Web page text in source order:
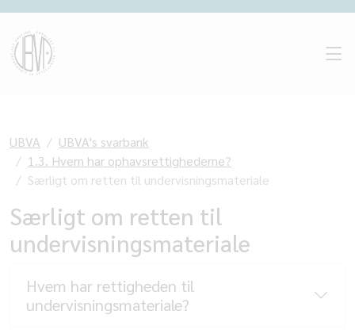
UBVA
UBVA's svarbank
1.3. Hvem har ophavsrettighederne?
Særligt om retten til undervisningsmateriale
Særligt om retten til
undervisningsmateriale
Hvem har rettigheden til
undervisningsmateriale?